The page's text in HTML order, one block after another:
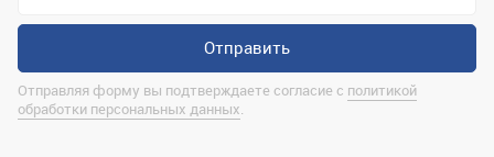
Контактная информация
marina@uralrsmiass.ru